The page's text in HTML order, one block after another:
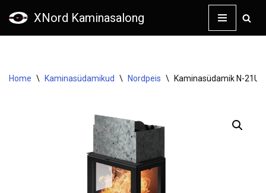
XNord Kaminasalong
Home \ Kaminasüdamikud \ Nordpeis \ Kaminasüdamik N-21U